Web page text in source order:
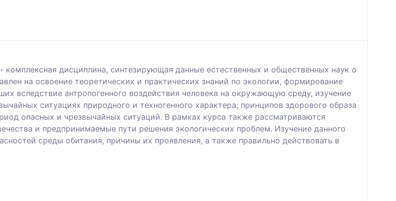
комплексная дисциплина, синтезирующая данные естественных и общественных наук о
на освоение теоретических и практических знаний по экологии, формирование
вследствие антропогенного воздействия человека на окружающую среду, изучение
ситуациях природного и техногенного характера; принципов здорового образа
опасных и чрезвычайных ситуаций. В рамках курса также рассматриваются
и предпринимаемые пути решения экологических проблем. Изучение данного
среды обитания, причины их проявления, а также правильно действовать в